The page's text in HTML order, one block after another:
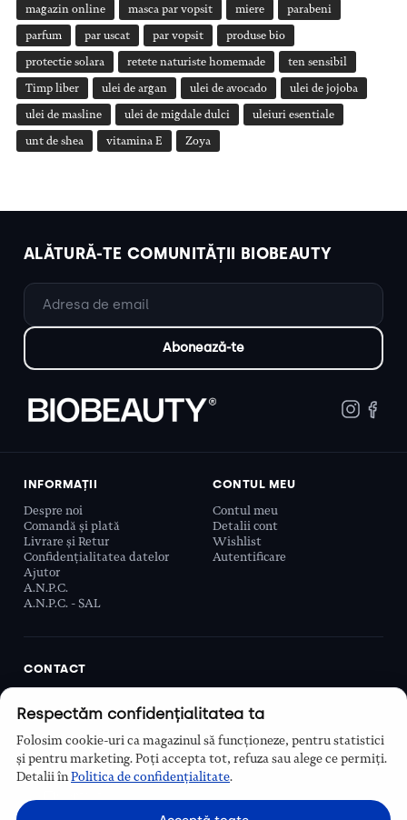
magazin online masca par vopsit miere parabeni
parfum par uscat par vopsit produse bio
protectie solara retete naturiste homemade ten sensibil
Timp liber ulei de argan ulei de avocado ulei de jojoba
ulei de masline ulei de migdale dulci uleiuri esentiale
unt de shea vitamina E Zoya
ALĂTURĂ-TE COMUNITĂȚII BIOBEAUTY
INFORMAȚII
Despre noi
Comandă și plată
Livrare și Retur
Confidențialitatea datelor
Ajutor
A.N.P.C.
A.N.P.C. - SAL
CONTUL MEU
Contul meu
Detalii cont
Wishlist
Autentificare
CONTACT
Sector 6, București, România
Program
Luni–Vineri, 9:00 – 16:00
Respectăm confidențialitatea ta
Folosim cookie-uri ca magazinul să funcționeze, pentru statistici
și pentru marketing. Poți accepta tot, refuza sau alege ce permiți.
Detalii înPolitica de confidențialitate.